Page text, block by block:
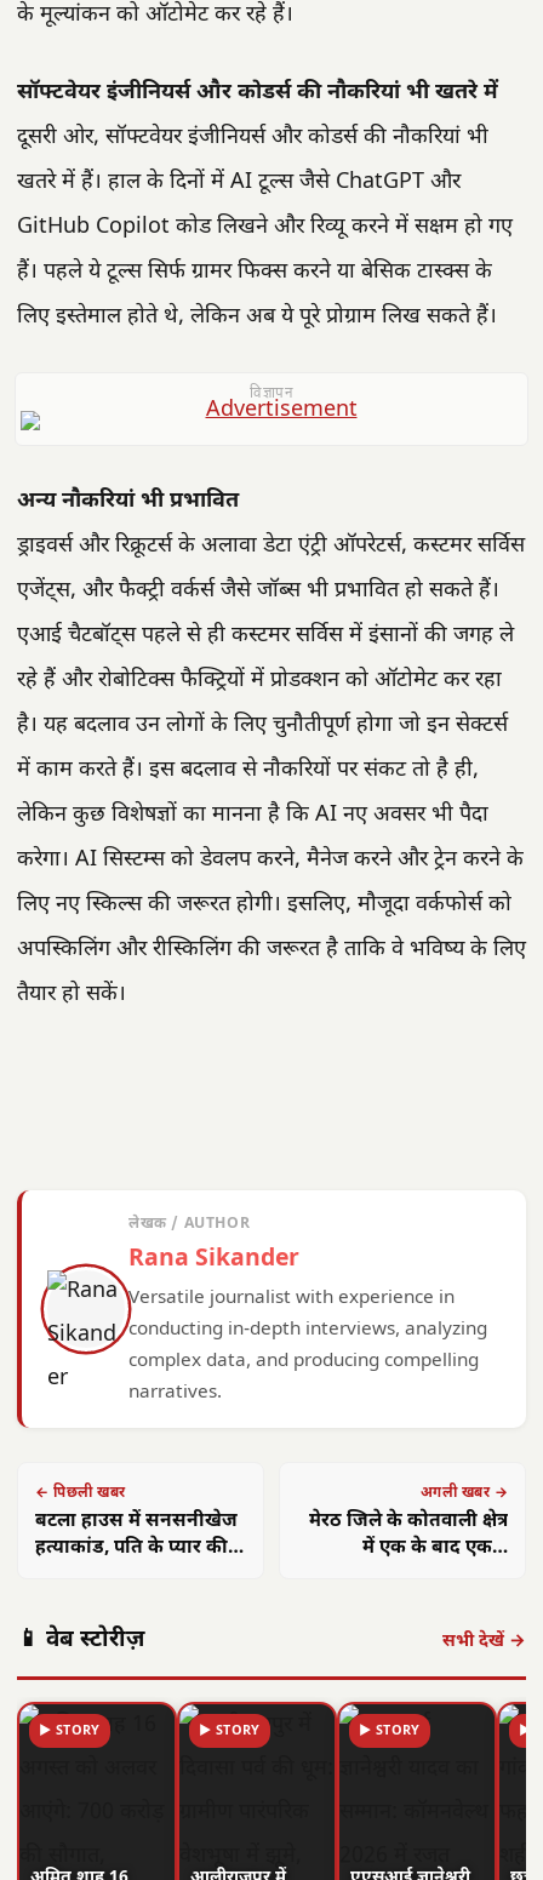
के मूल्यांकन को ऑटोमेट कर रहे हैं।
सॉफ्टवेयर इंजीनियर्स और कोडर्स की नौकरियां भी खतरे में
दूसरी ओर, सॉफ्टवेयर इंजीनियर्स और कोडर्स की नौकरियां भी
खतरे में हैं। हाल के दिनों में AI टूल्स जैसे ChatGPT और
GitHub Copilot कोड लिखने और रिव्यू करने में सक्षम हो गए
हैं। पहले ये टूल्स सिर्फ ग्रामर फिक्स करने या बेसिक टास्क्स के
लिए इस्तेमाल होते थे, लेकिन अब ये पूरे प्रोग्राम लिख सकते हैं।
विज्ञापन
अन्य नौकरियां भी प्रभावित
ड्राइवर्स और रिक्रूटर्स के अलावा डेटा एंट्री ऑपरेटर्स, कस्टमर सर्विस
एजेंट्स, और फैक्ट्री वर्कर्स जैसे जॉब्स भी प्रभावित हो सकते हैं।
एआई चैटबॉट्स पहले से ही कस्टमर सर्विस में इंसानों की जगह ले
रहे हैं और रोबोटिक्स फैक्ट्रियों में प्रोडक्शन को ऑटोमेट कर रहा
है। यह बदलाव उन लोगों के लिए चुनौतीपूर्ण होगा जो इन सेक्टर्स
में काम करते हैं। इस बदलाव से नौकरियों पर संकट तो है ही,
लेकिन कुछ विशेषज्ञों का मानना है कि AI नए अवसर भी पैदा
करेगा। AI सिस्टम्स को डेवलप करने, मैनेज करने और ट्रेन करने के
लिए नए स्किल्स की जरूरत होगी। इसलिए, मौजूदा वर्कफोर्स को
अपस्किलिंग और रीस्किलिंग की जरूरत है ताकि वे भविष्य के लिए
तैयार हो सकें।
लेखक / AUTHOR
Rana Sikander
Versatile journalist with experience in
conducting in-depth interviews, analyzing
complex data, and producing compelling
narratives.
← पिछली खबर
बटला हाउस में सनसनीखेज
हत्याकांड, पति के प्यार की
अगली खबर →
मेरठ जिले के कोतवाली क्षेत्र
में एक के बाद एक 5
📱 वेब स्टोरीज़ सभी देखें →
▶ STORY ▶ STORY ▶ STORY ▶